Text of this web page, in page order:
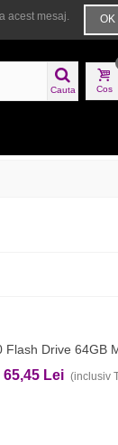
Bine ai venit
Cauta Cos
In Cos
Flash Drive 64GB
65,45 Lei (inclusiv
acest mesaj. OK